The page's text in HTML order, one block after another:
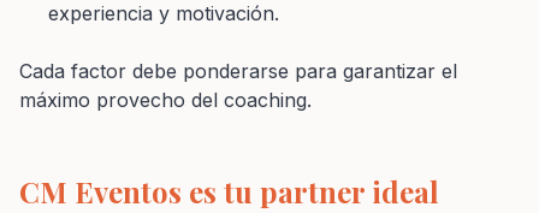
experiencia y motivación.
Cada factor debe ponderarse para garantizar el
máximo provecho del coaching.
CM Eventos es tu partner ideal